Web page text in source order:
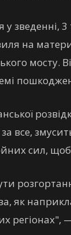
у зведенні,
на
мосту.
все,
сил,
як
регіонах",